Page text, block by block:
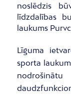
noslēdzis
līdzdalības
laukums
Līguma
sporta